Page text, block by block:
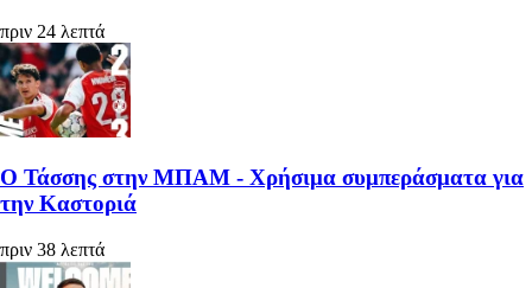
πριν 24 λεπτά
Ο Τάσσης στην ΜΠΑΜ - Χρήσιμα συμπεράσματα για
την Καστοριά
πριν 38 λεπτά